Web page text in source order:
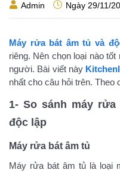
Admin Ngày 29/11/
Máy rửa bát âm tủ và
riêng. Nên chọn loại nào
người. Bài viết này
nhất cho câu hỏi trên. Theo
1- So sánh máy
độc lập
Máy rửa bát âm tủ
Máy rửa bát âm tủ là loại